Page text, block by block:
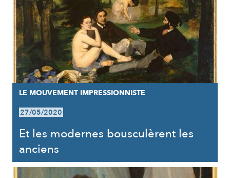
LE MOUVEMENT IMPRESSIONNISTE
27/05/2020
Et les modernes bousculèrent les
anciens